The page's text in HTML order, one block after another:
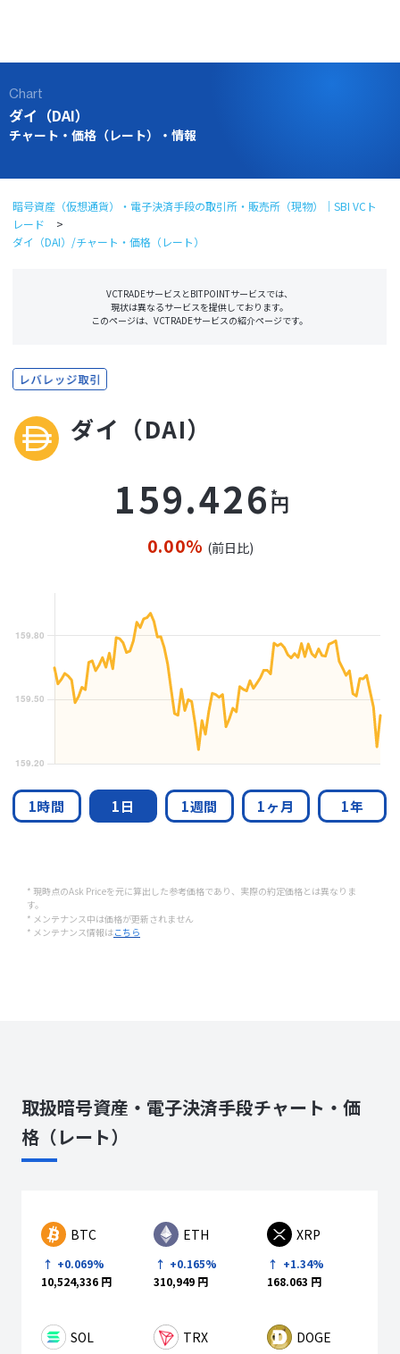
Chart
ダイ（DAI）
チャート・価格（レート）・情報
暗号資産（仮想通貨）・電子決済手段の取引所・販売所（現物）｜SBI VCト
レード
ダイ（DAI）/チャート・価格（レート）
VCTRADEサービスとBITPOINTサービスでは、
現状は異なるサービスを提供しております。
このページは、VCTRADEサービスの紹介ページです。
ダイ（DAI）
159.426 円
0.00% (前日比)
1時間 1日 1週間 1ヶ月 1年
* 現時点のAsk Priceを元に算出した参考価格であり、実際の約定価格とは異なりま
す。
* メンテナンス中は価格が更新されません
* メンテナンス情報はこちら
取扱暗号資産・電子決済手段チャート・価
格（レート）
BTC
+0.069%
10,524,336 円
ETH
+0.165%
310,949 円
XRP
+1.34%
168.063 円
SOL TRX DOGE